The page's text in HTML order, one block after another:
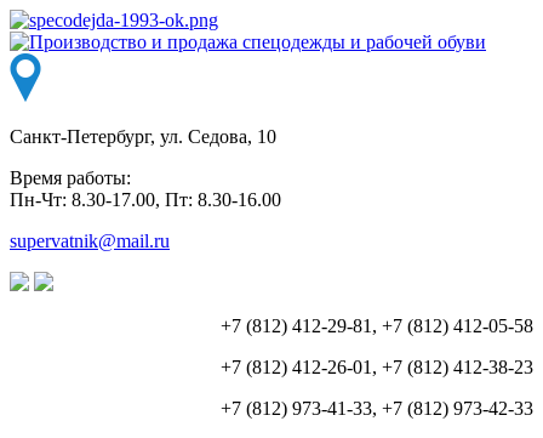
Санкт-Петербург, ул. Седова, 10
Время работы:
Пн-Чт: 8.30-17.00, Пт: 8.30-16.00
supervatnik@mail.ru
+7 (812) 412-29-81, +7 (812) 412-05-58
+7 (812) 412-26-01, +7 (812) 412-38-23
+7 (812) 973-41-33, +7 (812) 973-42-33